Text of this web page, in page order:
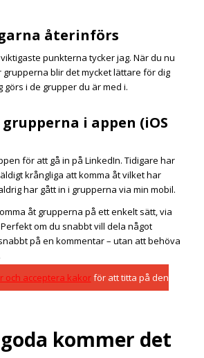
återinförs
punkterna tycker jag. När du nu
blir det mycket lättare för dig
görs i de grupper du är med i.
i appen (iOS
för att gå in på LinkedIn. Tidigare har
krångliga att komma åt vilket har
har gått in i grupperna via min mobil.
åt grupperna på ett enkelt sätt, via
om du snabbt vill dela något
på en kommentar – utan att behöva
och acceptera kakorför att titta på den
kommer det